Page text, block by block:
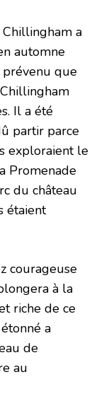
a
automne
prévenu que
Il a été
partir parce
exploraient le
Promenade
du château
étaient
courageuse
à la
riche de ce
a
de
au